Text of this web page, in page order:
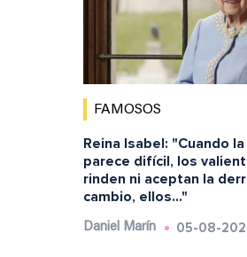
FAMOSOS
Reina Isabel: "Cuando
parece difícil, los
rinden ni aceptan la
cambio, ellos..."
Daniel Marín 05-08-